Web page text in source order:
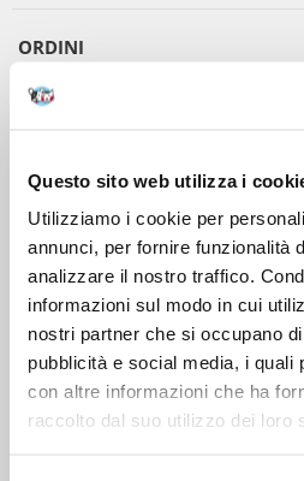
Questo sito web utilizza i
Utilizziamo i cookie per
annunci, per fornire funzionalità
analizzare il nostro traffico.
informazioni sul modo in cui
nostri partner che si occupano
pubblicità e social media, i quali
con altre informazioni che ha
raccolto dal suo utilizzo dei loro
ORDINI
DOPO L'ACQUISTO
VIENI A CONOSCERCI